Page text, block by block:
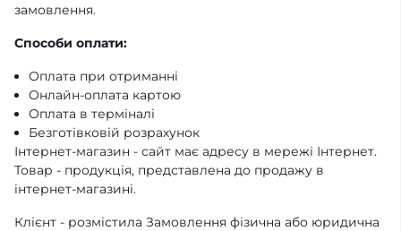
замовлення.
Способи оплати:
Оплата при отриманні
Онлайн-оплата картою
Оплата в терміналі
Безготівковій розрахунок
Інтернет-магазин - сайт має адресу в мережі Інтернет.
Товар - продукція, представлена ​​до продажу в
інтернет-магазині.
Клієнт - розмістила Замовлення фізична або юридична